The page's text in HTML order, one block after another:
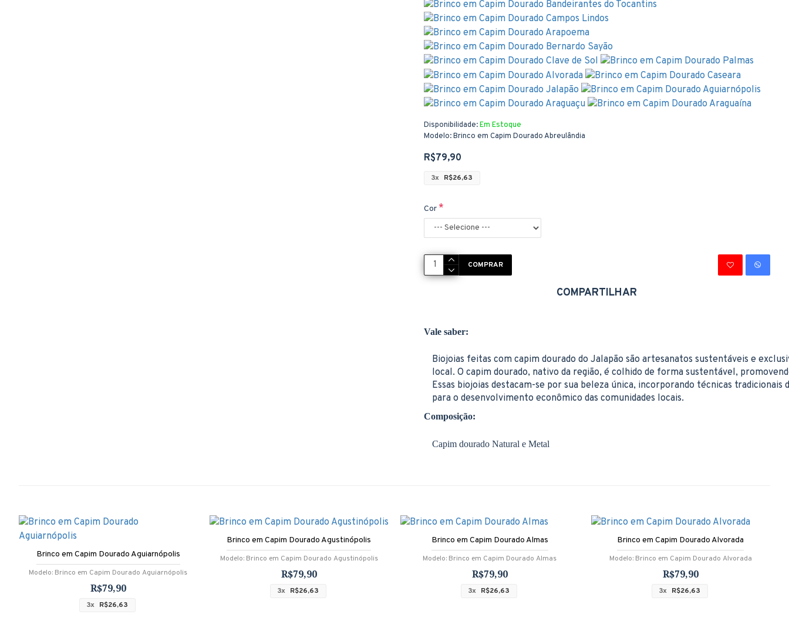
Disponibilidade:Em Estoque
Modelo:Brinco em Capim Dourado Abreulândia
R$79,90
3x R$26,63
Cor
COMPRAR
COMPARTILHAR
Vale saber:
Biojoias feitas com capim dourado do Jalapão são artesanatos sustentáveis e
local. O capim dourado, nativo da região, é colhido de forma sustentável,
Essas biojoias destacam-se por sua beleza única, incorporando técnicas
para o desenvolvimento econômico das comunidades locais.
Composição:
Capim dourado Natural e Metal
Modelo: Brinco em Capim Dourado Aguiarnópolis
Brinco em Capim Dourado Aguiarnópolis
R$79,90
3x R$26,63
Modelo: Brinco em Capim Dourado Agustinópolis
Brinco em Capim Dourado Agustinópolis
R$79,90
3x R$26,63
Modelo: Brinco em Capim Dourado Almas
Brinco em Capim Dourado Almas
R$79,90
3x R$26,63
Modelo: Brinco em Capim Dourado Alvorada
Brinco em Capim Dourado Alvorada
R$79,90
3x R$26,63